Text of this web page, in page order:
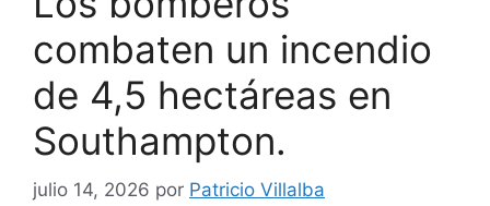
combaten un incendio
de 4,5 hectáreas en
Southampton.
julio 14, 2026 por Patricio Villalba